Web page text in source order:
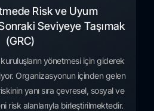
Risk ve Uyum
Seviyeye Taşımak
(GRC)
yönetmesi için giderek
Organizasyonun içinden gelen
yanı sıra çevresel, sosyal ve
risk alanlarıyla birleştirilmektedir.